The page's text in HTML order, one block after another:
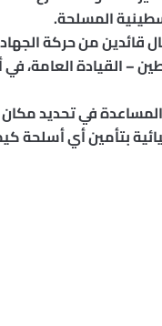
المسلحة.
قائدين من حركة
– القيادة
في تحديد
بتأمين أي